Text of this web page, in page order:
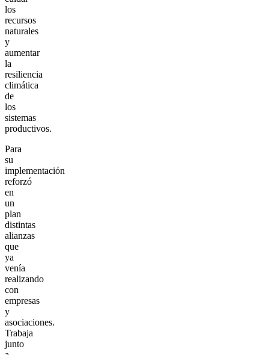
los
recursos
naturales
y
aumentar
la
resiliencia
climática
de
los
sistemas
productivos.
Para
su
implementación
reforzó
en
un
plan
distintas
alianzas
que
ya
venía
realizando
con
empresas
y
asociaciones.
Trabaja
junto